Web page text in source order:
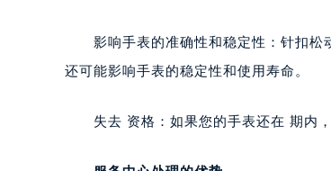
影响手表的准确性和稳定性：针扣松
还可能影响手表的稳定性和使用寿命。
失去 资格：如果您的手表还在 期内，